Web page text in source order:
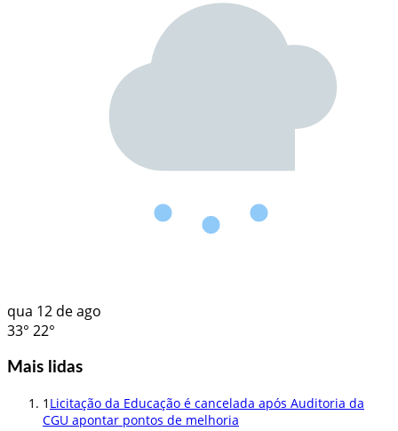
qua 12 de ago
33° 22°
Mais lidas
1 Licitação da Educação é cancelada após Auditoria da
CGU apontar pontos de melhoria